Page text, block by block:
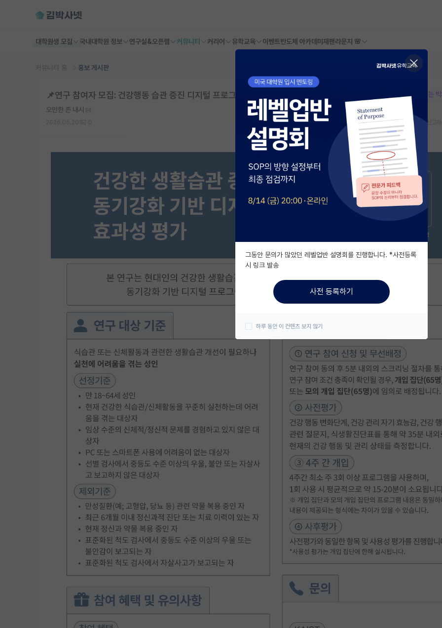
대학원생 모집 국내대학원 정보 연구실&오픈랩 커뮤니티 커리어 유학교육 이벤트반도체 아카데미 재팬라운지 🌸
커뮤니티 홈 홍보 게시판
본문이 수정되지 않는
📌연구 참여자 모집: 건강행동 습관 증진 디지털 프로그램 사용 (비대면 실험, 5만원)
오만한 존 내시
스크랩 신고하
그동안 문의가 많았던 레벨업반 설명회를 진행합니다. *사전등록
시 링크 발송
사전 등록하기
하루 동안 이 컨텐츠 보지 않기